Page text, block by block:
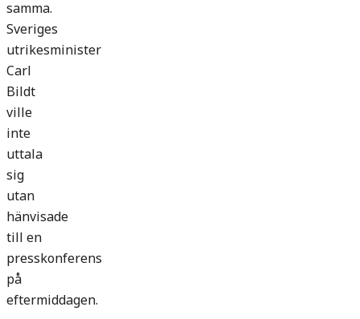
samma.
Sveriges
utrikesminister
Carl
Bildt
ville
inte
uttala
sig
utan
hänvisade
till en
presskonferens
på
eftermiddagen.